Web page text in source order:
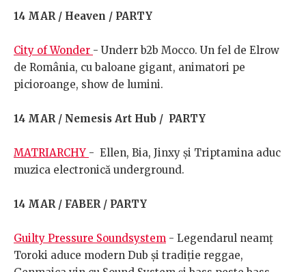
14 MAR / Heaven / PARTY
City of Wonder - Underr b2b Mocco. Un fel de Elrow
de România, cu baloane gigant, animatori pe
picioroange, show de lumini.
14 MAR / Nemesis Art Hub / PARTY
MATRIARCHY - Ellen, Bia, Jinxy și Triptamina aduc
muzica electronică underground.
14 MAR / FABER / PARTY
Guilty Pressure Soundsystem - Legendarul neamț
Toroki aduce modern Dub și tradiție reggae,